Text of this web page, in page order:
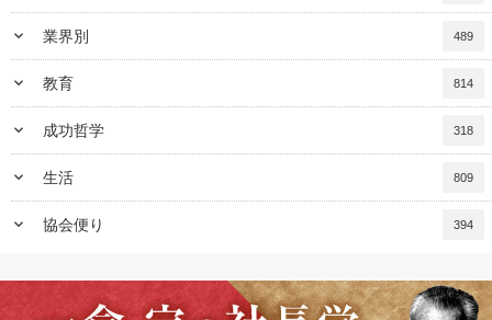
keyboard_arrow_down 業界別 489
keyboard_arrow_down 教育 814
keyboard_arrow_down 成功哲学 318
keyboard_arrow_down 生活 809
keyboard_arrow_down 協会便り 394